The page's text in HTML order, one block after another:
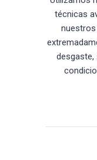
técnicas
nuestros